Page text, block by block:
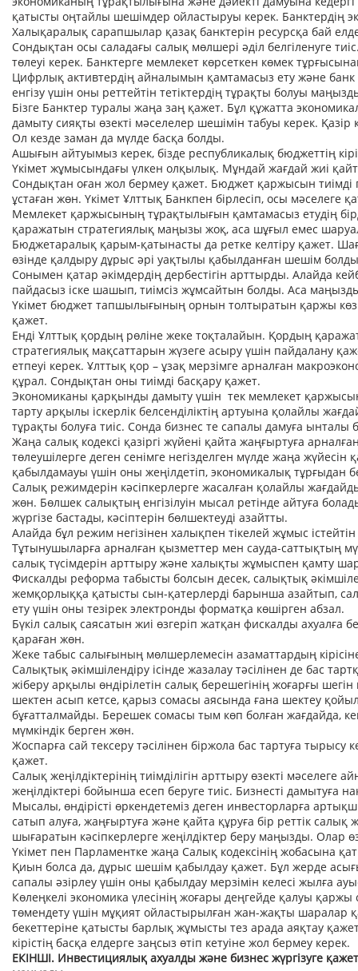
қатысты оңтайлы шешімдер ойластыруы керек. Банктердің
Халықаралық сарапшылар қазақ банктерін ресурсқа бай
Сондықтан осы саладағы салық мөлшері әділ белгіленуге
төлеуі керек. Банктерге мемлекет көрсеткен көмек
Цифрлық активтердің айналымын қамтамасыз ету және банк
енгізу үшін оны реттейтін тетіктердің тұрақты болуы
Бізге Банктер туралы жаңа заң қажет. Бұл құжатта
дамыту сияқты өзекті мәселелер шешімін табуы керек.
Ол кезде заман да мүлде басқа болды.
Ашығын айтуымыз керек, бізде республикалық бюджеттің
Үкімет жұмысындағы үлкен олқылық. Мұндай жағдай жиі
Сондықтан оған жол бермеу қажет. Бюджет қаржысын
ұстаған жөн. Үкімет Ұлттық Банкпен бірлесіп, осы мәселеге
Мемлекет қаржысының тұрақтылығын қамтамасыз етудің
қаражатын стратегиялық маңызы жоқ, аса шұғыл емес
Бюджетаралық қарым-қатынасты да ретке келтіру қажет.
өзінде қалдыру дұрыс әрі уақтылы қабылданған шешім
Сонымен қатар әкімдердің дербестігін арттырды. Алайда
пайдасыз іске шашып, тиімсіз жұмсайтын болды. Аса
Үкімет бюджет тапшылығының орнын толтыратын қаржы
қажет.
Енді Ұлттық қордың рөліне жеке тоқталайын. Қордың
стратегиялық мақсаттарын жүзеге асыру үшін пайдалану
етпеуі керек. Ұлттық қор – ұзақ мерзімге арналған
құрал. Сондықтан оны тиімді басқару қажет.
Экономиканы қарқынды дамыту үшін тек мемлекет
тарту арқылы іскерлік белсенділіктің артуына қолайлы
тұрақты болуға тиіс. Сонда бизнес те сапалы дамуға ынталы
Жаңа салық кодексі қазіргі жүйені қайта жаңғыртуға
төлеушілерге деген сенімге негізделген мүлде жаңа
қабылдамауы үшін оны жеңілдетіп, экономикалық тұрғыдан
Салық режимдерін кәсіпкерлерге жасалған қолайлы
жөн. Бөлшек салықтың енгізілуін мысал ретінде айтуға
жүргізе бастады, кәсіптерін бөлшектеуді азайтты.
Алайда бұл режим негізінен халықпен тікелей жұмыс
Тұтынушыларға арналған қызметтер мен сауда-саттықтың
салық түсімдерін арттыру және халықты жұмыспен қамту
Фискалды реформа табысты болсын десек, салықтық
жемқорлыққа қатысты сын-қатерлерді барынша азайтып,
ету үшін оны тезірек электронды форматқа көшірген абзал.
Бүкіл салық саясатын жиі өзгеріп жатқан фискалды ахуалға
қараған жөн.
Жеке табыс салығының мөлшерлемесін азаматтардың
Салықтық әкімшілендіру ісінде жазалау тәсілінен де бас
жіберу арқылы өндірілетін салық берешегінің жоғарғы
шектен асып кетсе, қарыз сомасы аясында ғана шектеу
бұғатталмайды. Берешек сомасы тым көп болған жағдайда,
мүмкіндік берген жөн.
Жоспарға сай тексеру тәсілінен біржола бас тартуға тырысу
қажет.
Салық жеңілдіктерінің тиімділігін арттыру өзекті
жеңілдіктері бойынша есеп беруге тиіс. Бизнесті дамытуға
Мысалы, өндірісті өркендетеміз деген инвесторларға
сатып алуға, жаңғыртуға және қайта құруға бір реттік салық
шығаратын кәсіпкерлерге жеңілдіктер беру маңызды. Олар
Үкімет пен Парламентке жаңа Салық кодексінің жобасына
Қиын болса да, дұрыс шешім қабылдау қажет. Бұл жерде
сапалы әзірлеу үшін оны қабылдау мерзімін келесі жылға
Көлеңкелі экономика үлесінің жоғары деңгейде қалуы
төмендету үшін мұқият ойластырылған жан-жақты шаралар
бекеттеріне қатысты барлық жұмысты тез арада аяқтау
кірістің басқа елдерге заңсыз өтіп кетуіне жол бермеу керек.
ЕКІНШІ. Инвестициялық ахуалды және бизнес жүргізуге